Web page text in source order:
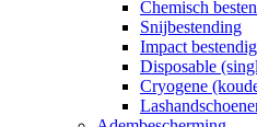
Chemisch
Snijbestending
Impact bestendig
Disposable
Cryogene